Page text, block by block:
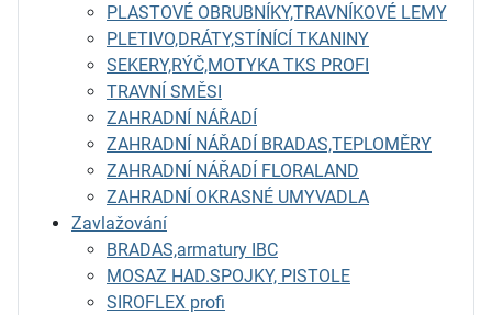
PLASTOVÉ OBRUBNÍKY,TRAVNÍKOVÉ LEMY
PLETIVO,DRÁTY,STÍNÍCÍ TKANINY
SEKERY,RÝČ,MOTYKA TKS PROFI
TRAVNÍ SMĚSI
ZAHRADNÍ NÁŘADÍ
ZAHRADNÍ NÁŘADÍ BRADAS,TEPLOMĚRY
ZAHRADNÍ NÁŘADÍ FLORALAND
ZAHRADNÍ OKRASNÉ UMYVADLA
Zavlažování
BRADAS,armatury IBC
MOSAZ HAD.SPOJKY, PISTOLE
SIROFLEX profi